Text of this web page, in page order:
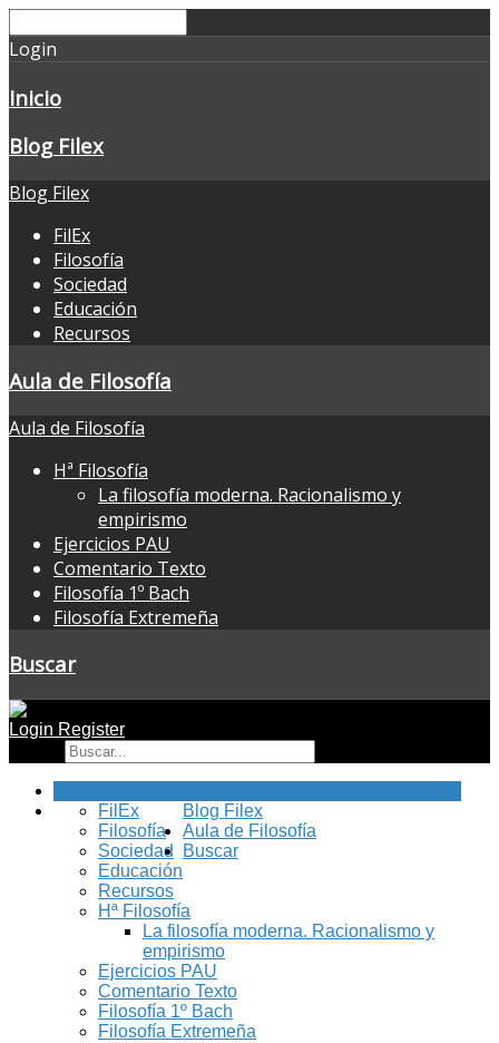
Login
Inicio
Blog Filex
Blog Filex
FilEx
Filosofía
Sociedad
Educación
Recursos
Aula de Filosofía
Aula de Filosofía
Hª Filosofía
La filosofía moderna. Racionalismo y
empirismo
Ejercicios PAU
Comentario Texto
Filosofía 1º Bach
Filosofía Extremeña
Buscar
Login Register
Blog Filex
FilEx
Filosofía
Sociedad
Educación
Recursos
Aula de Filosofía
Hª Filosofía
La filosofía moderna. Racionalismo y
empirismo
Ejercicios PAU
Comentario Texto
Filosofía 1º Bach
Filosofía Extremeña
Buscar